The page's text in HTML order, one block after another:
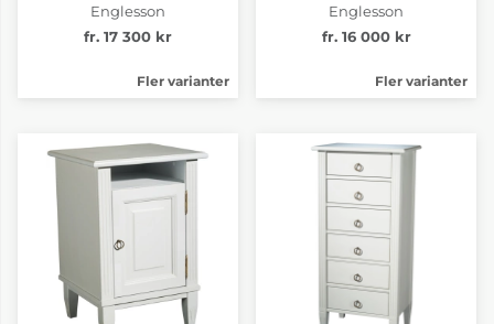
Englesson
fr. 17 300 kr
Fler varianter
Englesson
fr. 16 000 kr
Fler varianter